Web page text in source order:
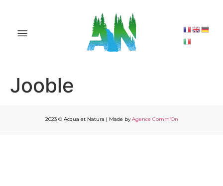
Jooble
2023 © Acqua et Natura | Made byAgence Comm’On